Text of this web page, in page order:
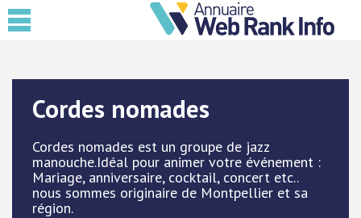
Cordes nomades
Cordes nomades est un groupe de jazz
manouche.Idéal pour animer votre événement :
Mariage, anniversaire, cocktail, concert etc..
nous sommes originaire de Montpellier et sa
région.